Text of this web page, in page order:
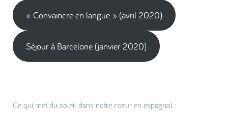
« Convaincre en langue » (avril 2020)
Séjour à Barcelone (janvier 2020)
Ce qui met du soleil dans notre coeur en espagnol :